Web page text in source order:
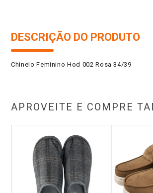
DESCRIÇÃO DO PRODUTO
Chinelo Feminino Hod 002 Rosa 34/39
APROVEITE E COMPRE